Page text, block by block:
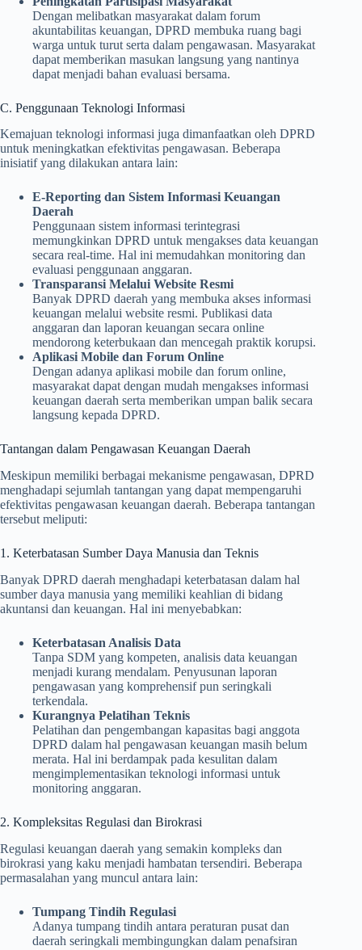
Dengan melibatkan masyarakat dalam forum
akuntabilitas keuangan, DPRD membuka ruang bagi
warga untuk turut serta dalam pengawasan. Masyarakat
dapat memberikan masukan langsung yang nantinya
dapat menjadi bahan evaluasi bersama.
C. Penggunaan Teknologi Informasi
Kemajuan teknologi informasi juga dimanfaatkan oleh DPRD
untuk meningkatkan efektivitas pengawasan. Beberapa
inisiatif yang dilakukan antara lain:
E-Reporting dan Sistem Informasi Keuangan
Daerah
Penggunaan sistem informasi terintegrasi
memungkinkan DPRD untuk mengakses data keuangan
secara real-time. Hal ini memudahkan monitoring dan
evaluasi penggunaan anggaran.
Transparansi Melalui Website Resmi
Banyak DPRD daerah yang membuka akses informasi
keuangan melalui website resmi. Publikasi data
anggaran dan laporan keuangan secara online
mendorong keterbukaan dan mencegah praktik korupsi.
Aplikasi Mobile dan Forum Online
Dengan adanya aplikasi mobile dan forum online,
masyarakat dapat dengan mudah mengakses informasi
keuangan daerah serta memberikan umpan balik secara
langsung kepada DPRD.
Tantangan dalam Pengawasan Keuangan Daerah
Meskipun memiliki berbagai mekanisme pengawasan, DPRD
menghadapi sejumlah tantangan yang dapat mempengaruhi
efektivitas pengawasan keuangan daerah. Beberapa tantangan
tersebut meliputi:
1. Keterbatasan Sumber Daya Manusia dan Teknis
Banyak DPRD daerah menghadapi keterbatasan dalam hal
sumber daya manusia yang memiliki keahlian di bidang
akuntansi dan keuangan. Hal ini menyebabkan:
Keterbatasan Analisis Data
Tanpa SDM yang kompeten, analisis data keuangan
menjadi kurang mendalam. Penyusunan laporan
pengawasan yang komprehensif pun seringkali
terkendala.
Kurangnya Pelatihan Teknis
Pelatihan dan pengembangan kapasitas bagi anggota
DPRD dalam hal pengawasan keuangan masih belum
merata. Hal ini berdampak pada kesulitan dalam
mengimplementasikan teknologi informasi untuk
monitoring anggaran.
2. Kompleksitas Regulasi dan Birokrasi
Regulasi keuangan daerah yang semakin kompleks dan
birokrasi yang kaku menjadi hambatan tersendiri. Beberapa
permasalahan yang muncul antara lain:
Tumpang Tindih Regulasi
Adanya tumpang tindih antara peraturan pusat dan
daerah seringkali membingungkan dalam penafsiran